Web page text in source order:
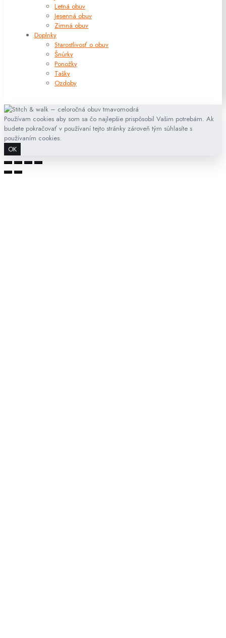
Letná obuv
Jesenná obuv
Zimná obuv
Doplnky
Starostlivosť o obuv
Šnúrky
Ponožky
Tašky
Ozdoby
Používam cookies aby som sa čo najlepšie prispôsobil Vašim potrebám. Ak
budete pokračovať v používaní tejto stránky zároveň tým súhlasíte s
používaním cookies.
OK